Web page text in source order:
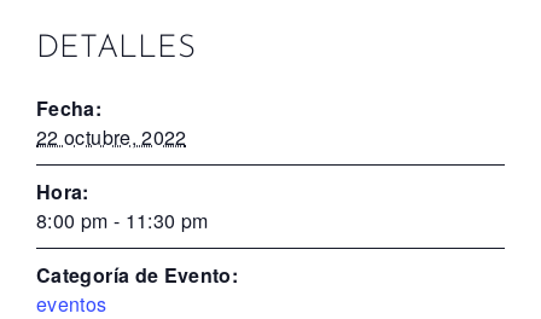
DETALLES
Fecha:
22 octubre, 2022
Hora:
8:00 pm - 11:30 pm
Categoría de Evento:
eventos